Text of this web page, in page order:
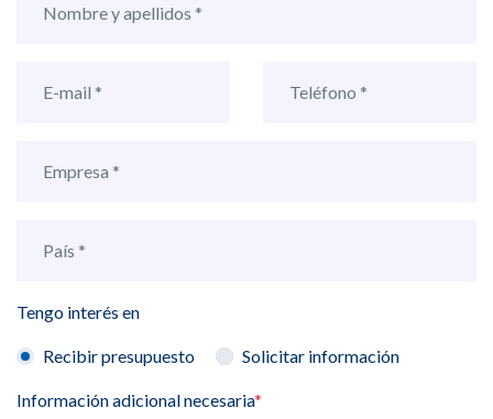
Tengo interés en
Recibir presupuesto Solicitar información
Información adicional necesaria*